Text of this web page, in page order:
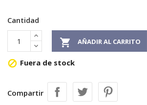
Cantidad
 AÑADIR AL CARRITO
 Fuera de stock
Compartir